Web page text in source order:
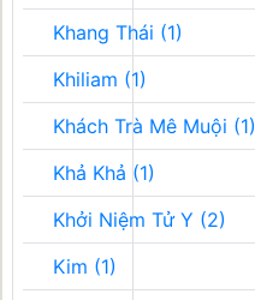
Khang Thái (1)
Khiliam (1)
Khách Trà Mê Muội (1)
Khả Khả (1)
Khởi Niệm Tử Y (2)
Kim (1)